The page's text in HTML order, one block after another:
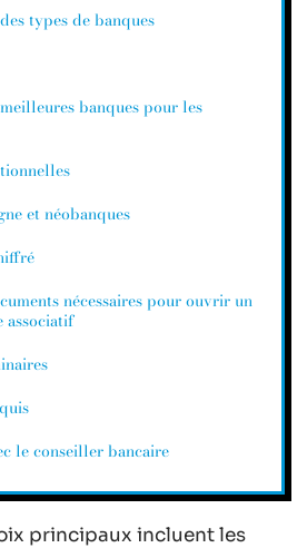
types de banques
banques pour les
et néobanques
nécessaires pour ouvrir un
associatif
le conseiller bancaire
principaux incluent les